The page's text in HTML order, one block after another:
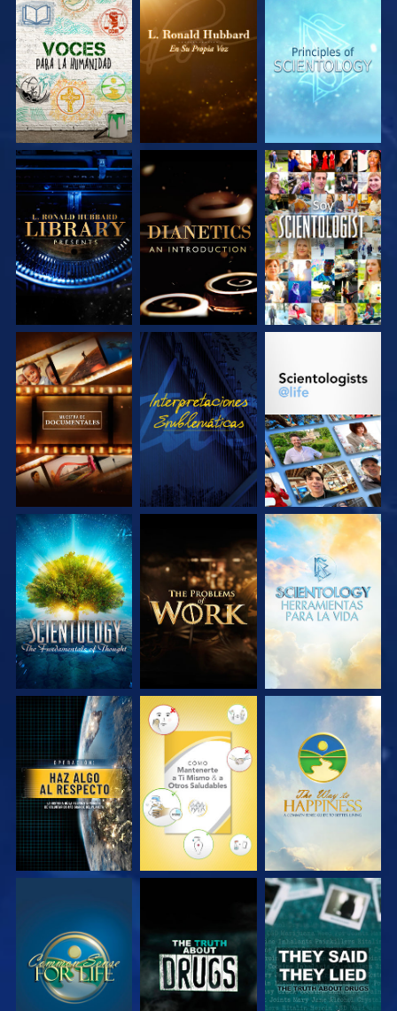
EXPLORA LAS
SERIES
EXPLORA LAS
SERIES
EXPLORA LAS
SERIES
EXPLORA LAS
SERIES
EXPLORA LAS
SERIES
VE
EXPLORA LAS
SERIES
VE
EXPLORA LAS
EXPLORA LAS
SERIES
EXPLORA LAS
SERIES
EXPLORA LAS
SERIES
VE VE VE
VE VE